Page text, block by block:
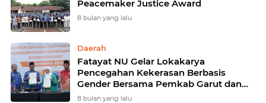
Peacemaker Justice Award
8 bulan yang lalu
Daerah
Fatayat NU Gelar Lokakarya
Pencegahan Kekerasan Berbasis
Gender Bersama Pemkab Garut dan
Yayasan Pulih
8 bulan yang lalu